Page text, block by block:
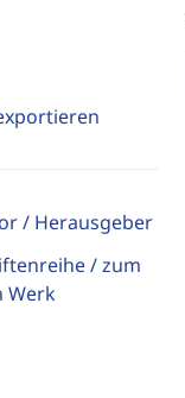
/ Herausgeber
/ zum
Werk